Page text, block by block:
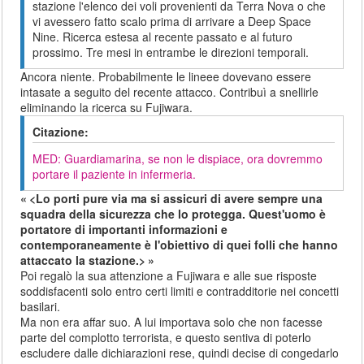
stazione l'elenco dei voli provenienti da Terra Nova o che
vi avessero fatto scalo prima di arrivare a Deep Space
Nine. Ricerca estesa al recente passato e al futuro
prossimo. Tre mesi in entrambe le direzioni temporali.
Ancora niente. Probabilmente le lineee dovevano essere
intasate a seguito del recente attacco. Contribuì a snellirle
eliminando la ricerca su Fujiwara.
Citazione:
MED: Guardiamarina, se non le dispiace, ora dovremmo
portare il paziente in infermeria.
<Lo porti pure via ma si assicuri di avere sempre una
squadra della sicurezza che lo protegga. Quest'uomo è
portatore di importanti informazioni e
contemporaneamente è l'obiettivo di quei folli che hanno
attaccato la stazione.>
Poi regalò la sua attenzione a Fujiwara e alle sue risposte
soddisfacenti solo entro certi limiti e contradditorie nei concetti
basilari.
Ma non era affar suo. A lui importava solo che non facesse
parte del complotto terrorista, e questo sentiva di poterlo
escludere dalle dichiarazioni rese, quindi decise di congedarlo